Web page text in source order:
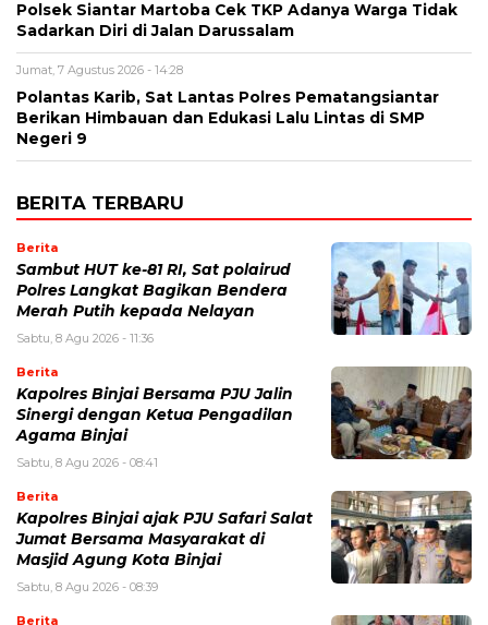
Polsek Siantar Martoba Cek TKP Adanya Warga Tidak
Sadarkan Diri di Jalan Darussalam
Jumat, 7 Agustus 2026 - 14:28
Polantas Karib, Sat Lantas Polres Pematangsiantar
Berikan Himbauan dan Edukasi Lalu Lintas di SMP
Negeri 9
BERITA TERBARU
Berita
Sambut HUT ke-81 RI, Sat polairud
Polres Langkat Bagikan Bendera
Merah Putih kepada Nelayan
Sabtu, 8 Agu 2026 - 11:36
Berita
Kapolres Binjai Bersama PJU Jalin
Sinergi dengan Ketua Pengadilan
Agama Binjai
Sabtu, 8 Agu 2026 - 08:41
Berita
Kapolres Binjai ajak PJU Safari Salat
Jumat Bersama Masyarakat di
Masjid Agung Kota Binjai
Sabtu, 8 Agu 2026 - 08:39
Berita